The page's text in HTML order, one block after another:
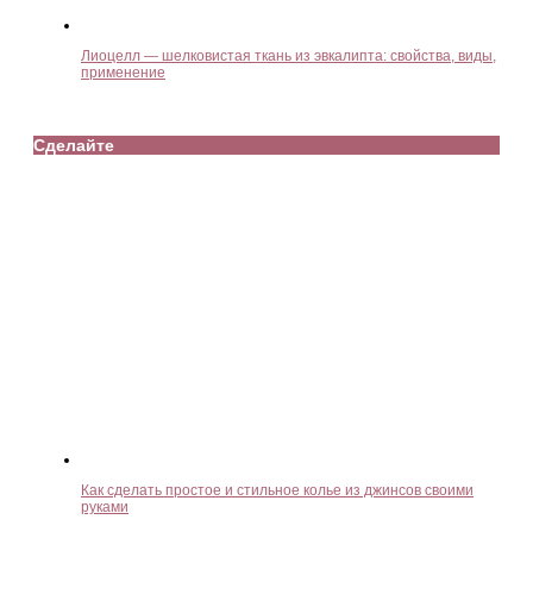
Лиоцелл — шелковистая ткань из эвкалипта: свойства, виды,
применение
Сделайте
Как сделать простое и стильное колье из джинсов своими
руками